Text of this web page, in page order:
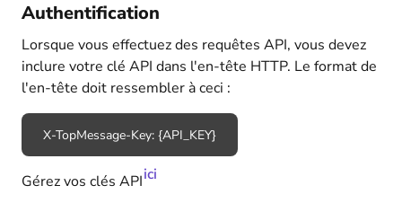
Authentification
Lorsque vous effectuez des requêtes API, vous devez
inclure votre clé API dans l'en-tête HTTP. Le format de
l'en-tête doit ressembler à ceci :
X-TopMessage-Key: {API_KEY}
Gérez vos clés APIici